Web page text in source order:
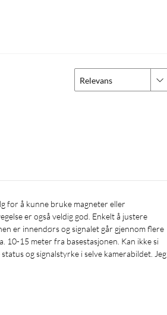
innstillinger og varsler.
ladning.
og utendørs og overvåke hjemmet ditt i
Relevans
er også veldig god. Enkelt å justere
er innendørs og signalet går gjennom flere
10-15 meter fra basestasjonen. Kan ikke si
og signalstyrke i selve kamerabildet. Jeg